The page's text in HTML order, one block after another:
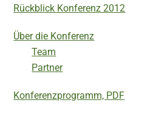
Rückblick Konferenz 2012
Über die Konferenz
Team
Partner
Konferenzprogramm, PDF